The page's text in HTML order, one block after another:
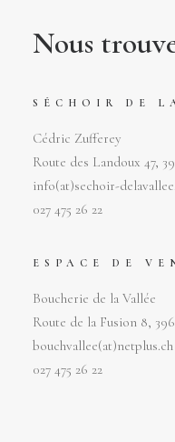
Nous
SÉCHOIR DE
Cédric Zufferey
Route des Landoux 47,
info(at)sechoir-
027 475 26 22
ESPACE DE
Boucherie de la Vallée
Route de la Fusion 8,
bouchvallee(at)netplus.ch
027 475 26 22